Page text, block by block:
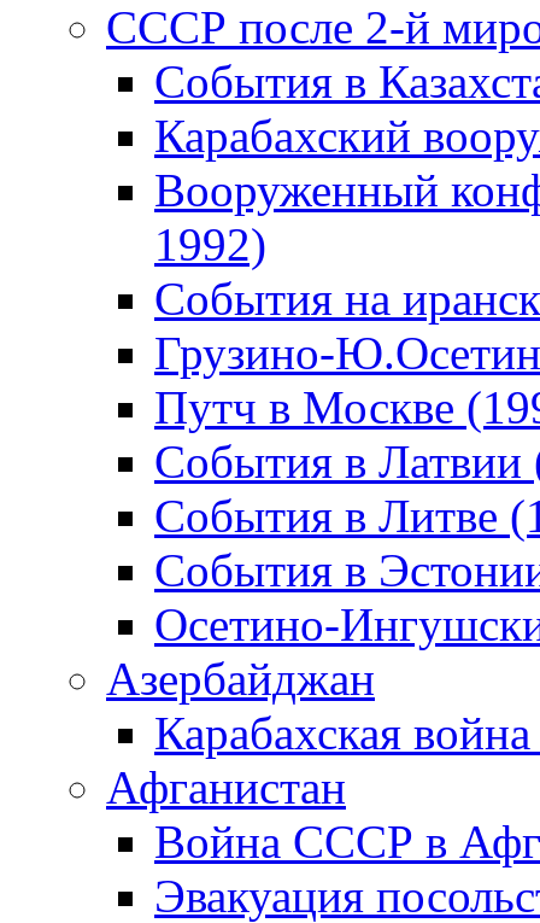
СССР после 2-й
События в
Карабахский
Вооруженный
1992)
События на
Грузино-
Путч в Москве
События в Латвии
События в Литве
События в
Осетино-
Азербайджан
Карабахская
Афганистан
Война СССР в
Эвакуация